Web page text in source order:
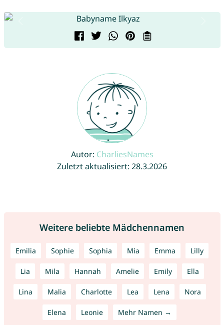
Autor: CharliesNames
Zuletzt aktualisiert: 28.3.2026
Weitere beliebte Mädchennamen
Emilia Sophie Sophia Mia Emma Lilly
Lia Mila Hannah Amelie Emily Ella
Lina Malia Charlotte Lea Lena Nora
Elena Leonie Mehr Namen →